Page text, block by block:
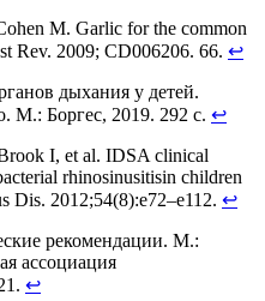
M. Garlic for the common
Rev. 2009; CD006206. 66. ↩
дыхания у детей.
М.: Боргес, 2019. 292 с. ↩
I, et al. IDSA clinical
rhinosinusitisin children
Dis. 2012;54(8):e72–e112. ↩
рекомендации. М.:
ассоциация
↩